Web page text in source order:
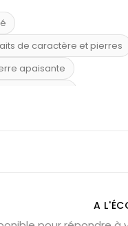
de caractère et pierres
apaisante
la plus colorée
A